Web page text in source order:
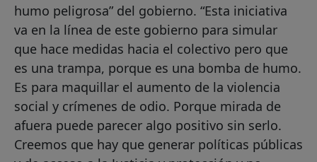
humo peligrosa” del gobierno. “Esta iniciativa
va en la línea de este gobierno para simular
que hace medidas hacia el colectivo pero que
es una trampa, porque es una bomba de humo.
Es para maquillar el aumento de la violencia
social y crímenes de odio. Porque mirada de
afuera puede parecer algo positivo sin serlo.
Creemos que hay que generar políticas públicas